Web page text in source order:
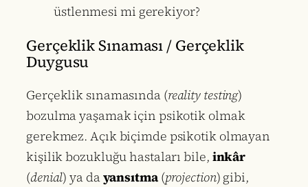
üstlenmesi mi gerekiyor?
Gerçeklik Sınaması / Gerçeklik
Duygusu
Gerçeklik sınamasında (reality testing)
bozulma yaşamak için psikotik olmak
gerekmez. Açık biçimde psikotik olmayan
kişilik bozukluğu hastaları bile, inkâr
(denial) ya dayansıtma(projection) gibi,